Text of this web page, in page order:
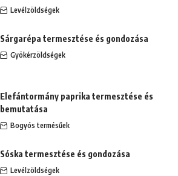
Levélzöldségek
Sárgarépa termesztése és gondozása
Gyökérzöldségek
Elefántormány paprika termesztése és
bemutatása
Bogyós termésűek
Sóska termesztése és gondozása
Levélzöldségek